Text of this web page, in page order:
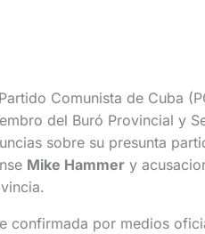
Comunista de Cuba
del Buró Provincial y
sobre su presunta
Mike Hammery
confirmada por medios